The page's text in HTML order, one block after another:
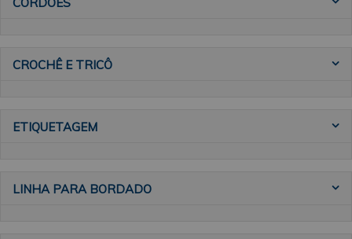
CROCHÊ E TRICÔ
ETIQUETAGEM
LINHA PARA BORDADO